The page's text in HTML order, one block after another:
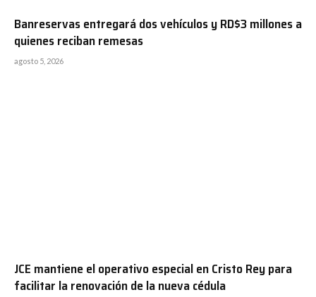
Banreservas entregará dos vehículos y RD$3 millones a
quienes reciban remesas
agosto 5, 2026
JCE mantiene el operativo especial en Cristo Rey para
facilitar la renovación de la nueva cédula